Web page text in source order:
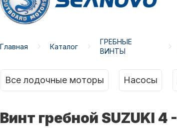
Главная Каталог
ГРЕБНЫЕ
ВИНТЫ
Все лодочные моторы Насосы
Винт гребной SUZUKI